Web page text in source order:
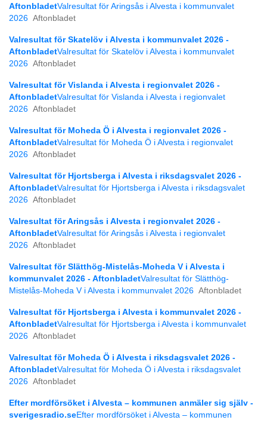
AftonbladetValresultat för Aringsås i Alvesta i kommunvalet
2026 Aftonbladet
Valresultat för Skatelöv i Alvesta i kommunvalet 2026 -
AftonbladetValresultat för Skatelöv i Alvesta i kommunvalet
2026 Aftonbladet
Valresultat för Vislanda i Alvesta i regionvalet 2026 -
AftonbladetValresultat för Vislanda i Alvesta i regionvalet
2026 Aftonbladet
Valresultat för Moheda Ö i Alvesta i regionvalet 2026 -
AftonbladetValresultat för Moheda Ö i Alvesta i regionvalet
2026 Aftonbladet
Valresultat för Hjortsberga i Alvesta i riksdagsvalet 2026 -
AftonbladetValresultat för Hjortsberga i Alvesta i riksdagsvalet
2026 Aftonbladet
Valresultat för Aringsås i Alvesta i regionvalet 2026 -
AftonbladetValresultat för Aringsås i Alvesta i regionvalet
2026 Aftonbladet
Valresultat för Slätthög-Mistelås-Moheda V i Alvesta i
kommunvalet 2026 - AftonbladetValresultat för Slätthög-
Mistelås-Moheda V i Alvesta i kommunvalet 2026 Aftonbladet
Valresultat för Hjortsberga i Alvesta i kommunvalet 2026 -
AftonbladetValresultat för Hjortsberga i Alvesta i kommunvalet
2026 Aftonbladet
Valresultat för Moheda Ö i Alvesta i riksdagsvalet 2026 -
AftonbladetValresultat för Moheda Ö i Alvesta i riksdagsvalet
2026 Aftonbladet
Efter mordförsöket i Alvesta – kommunen anmäler sig själv -
sverigesradio.seEfter mordförsöket i Alvesta – kommunen